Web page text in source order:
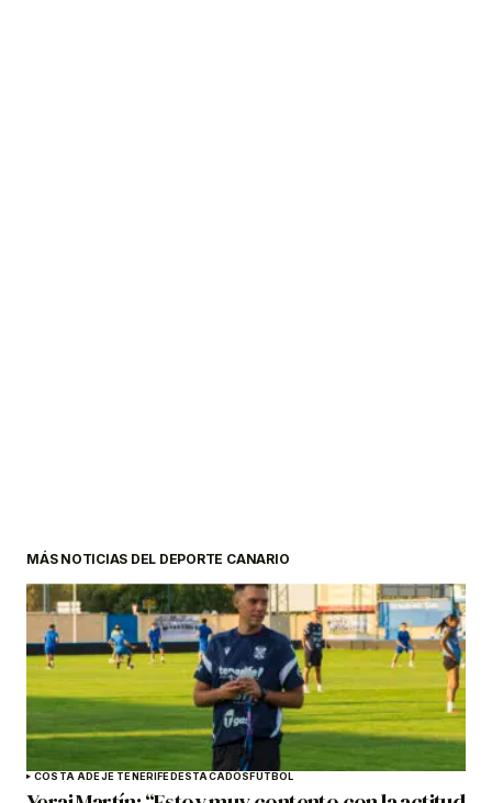
MÁS NOTICIAS DEL DEPORTE CANARIO
COSTA ADEJE TENERIFE DESTACADOS FÚTBOL